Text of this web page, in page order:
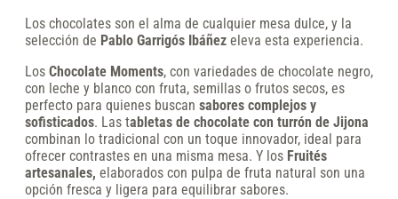
Los chocolates son el alma de cualquier mesa dulce, y la
selección de Pablo Garrigós Ibáñez eleva esta experiencia.
Los Chocolate Moments, con variedades de chocolate negro,
con leche y blanco con fruta, semillas o frutos secos, es
perfecto para quienes buscan sabores complejos y
sofisticados. Las tabletas de chocolate con turrón de Jijona
combinan lo tradicional con un toque innovador, ideal para
ofrecer contrastes en una misma mesa. Y los Fruités
artesanales, elaborados con pulpa de fruta natural son una
opción fresca y ligera para equilibrar sabores.